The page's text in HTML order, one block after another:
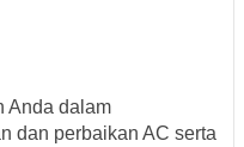
Anda dalam
dan perbaikan AC serta